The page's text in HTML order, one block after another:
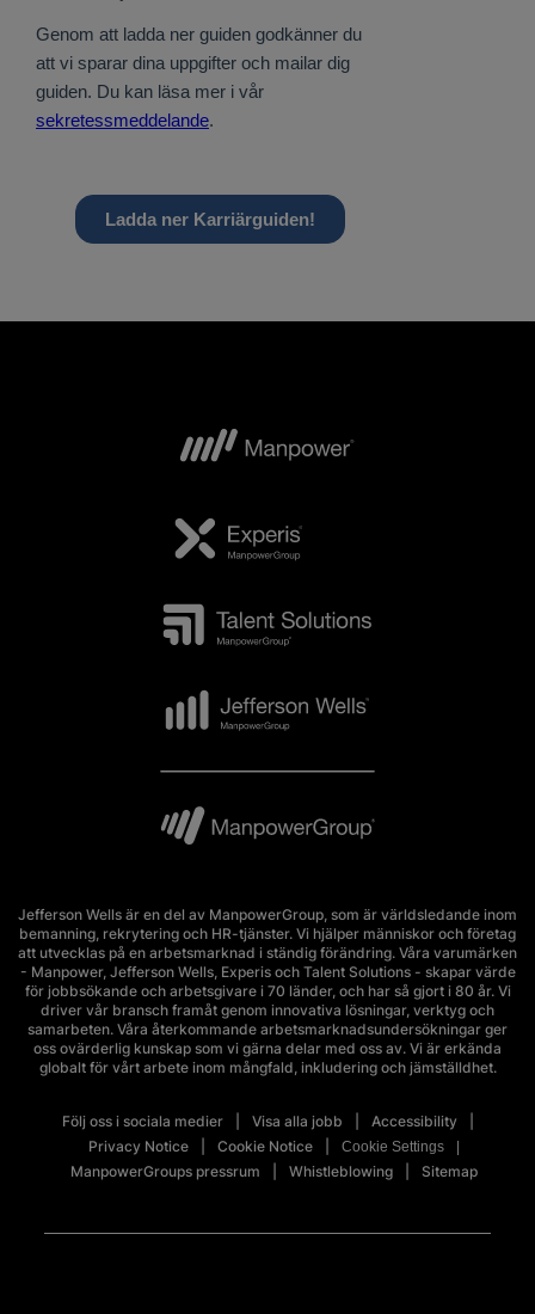
Jefferson Wells är en del av ManpowerGroup, som är världsledande inom
bemanning, rekrytering och HR-tjänster. Vi hjälper människor och företag
att utvecklas på en arbetsmarknad i ständig förändring. Våra varumärken
- Manpower, Jefferson Wells, Experis och Talent Solutions - skapar värde
för jobbsökande och arbetsgivare i 70 länder, och har så gjort i 80 år. Vi
driver vår bransch framåt genom innovativa lösningar, verktyg och
samarbeten. Våra återkommande arbetsmarknadsundersökningar ger
oss ovärderlig kunskap som vi gärna delar med oss av. Vi är erkända
globalt för vårt arbete inom mångfald, inkludering och jämställdhet.
Följ oss i sociala medier Visa alla jobb
Accessibility
Privacy Notice
Cookie Notice Cookie Settings
ManpowerGroups pressrum Whistleblowing Sitemap